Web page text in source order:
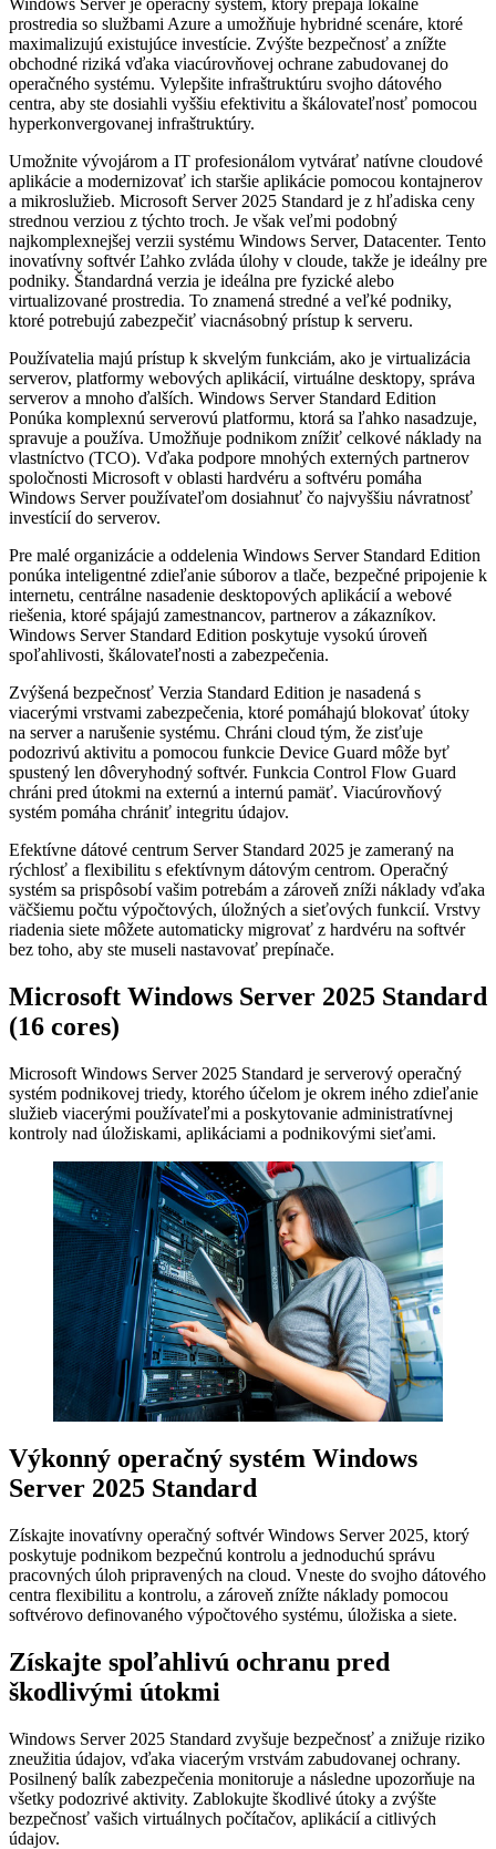
Windows Server je operačný systém, ktorý prepája lokálne
prostredia so službami Azure a umožňuje hybridné scenáre, ktoré
maximalizujú existujúce investície. Zvýšte bezpečnosť a znížte
obchodné riziká vďaka viacúrovňovej ochrane zabudovanej do
operačného systému. Vylepšite infraštruktúru svojho dátového
centra, aby ste dosiahli vyššiu efektivitu a škálovateľnosť pomocou
hyperkonvergovanej infraštruktúry.
Umožnite vývojárom a IT profesionálom vytvárať natívne cloudové
aplikácie a modernizovať ich staršie aplikácie pomocou kontajnerov
a mikroslužieb. Microsoft Server 2025 Standard je z hľadiska ceny
strednou verziou z týchto troch. Je však veľmi podobný
najkomplexnejšej verzii systému Windows Server, Datacenter. Tento
inovatívny softvér Ľahko zvláda úlohy v cloude, takže je ideálny pre
podniky. Štandardná verzia je ideálna pre fyzické alebo
virtualizované prostredia. To znamená stredné a veľké podniky,
ktoré potrebujú zabezpečiť viacnásobný prístup k serveru.
Používatelia majú prístup k skvelým funkciám, ako je virtualizácia
serverov, platformy webových aplikácií, virtuálne desktopy, správa
serverov a mnoho ďalších. Windows Server Standard Edition
Ponúka komplexnú serverovú platformu, ktorá sa ľahko nasadzuje,
spravuje a používa. Umožňuje podnikom znížiť celkové náklady na
vlastníctvo (TCO). Vďaka podpore mnohých externých partnerov
spoločnosti Microsoft v oblasti hardvéru a softvéru pomáha
Windows Server používateľom dosiahnuť čo najvyššiu návratnosť
investícií do serverov.
Pre malé organizácie a oddelenia Windows Server Standard Edition
ponúka inteligentné zdieľanie súborov a tlače, bezpečné pripojenie k
internetu, centrálne nasadenie desktopových aplikácií a webové
riešenia, ktoré spájajú zamestnancov, partnerov a zákazníkov.
Windows Server Standard Edition poskytuje vysokú úroveň
spoľahlivosti, škálovateľnosti a zabezpečenia.
Zvýšená bezpečnosť Verzia Standard Edition je nasadená s
viacerými vrstvami zabezpečenia, ktoré pomáhajú blokovať útoky
na server a narušenie systému. Chráni cloud tým, že zisťuje
podozrivú aktivitu a pomocou funkcie Device Guard môže byť
spustený len dôveryhodný softvér. Funkcia Control Flow Guard
chráni pred útokmi na externú a internú pamäť. Viacúrovňový
systém pomáha chrániť integritu údajov.
Efektívne dátové centrum Server Standard 2025 je zameraný na
rýchlosť a flexibilitu s efektívnym dátovým centrom. Operačný
systém sa prispôsobí vašim potrebám a zároveň zníži náklady vďaka
väčšiemu počtu výpočtových, úložných a sieťových funkcií. Vrstvy
riadenia siete môžete automaticky migrovať z hardvéru na softvér
bez toho, aby ste museli nastavovať prepínače.
Microsoft Windows Server 2025 Standard
(16 cores)
Microsoft Windows Server 2025 Standard je serverový operačný
systém podnikovej triedy, ktorého účelom je okrem iného zdieľanie
služieb viacerými používateľmi a poskytovanie administratívnej
kontroly nad úložiskami, aplikáciami a podnikovými sieťami.
Výkonný operačný systém Windows
Server 2025 Standard
Získajte inovatívny operačný softvér Windows Server 2025, ktorý
poskytuje podnikom bezpečnú kontrolu a jednoduchú správu
pracovných úloh pripravených na cloud. Vneste do svojho dátového
centra flexibilitu a kontrolu, a zároveň znížte náklady pomocou
softvérovo definovaného výpočtového systému, úložiska a siete.
Získajte spoľahlivú ochranu pred
škodlivými útokmi
Windows Server 2025 Standard zvyšuje bezpečnosť a znižuje riziko
zneužitia údajov, vďaka viacerým vrstvám zabudovanej ochrany.
Posilnený balík zabezpečenia monitoruje a následne upozorňuje na
všetky podozrivé aktivity. Zablokujte škodlivé útoky a zvýšte
bezpečnosť vašich virtuálnych počítačov, aplikácií a citlivých
údajov.